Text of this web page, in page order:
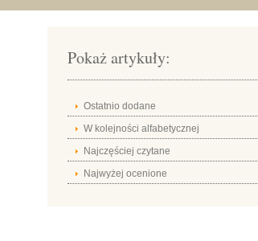
Pokaż artykuły:
Ostatnio dodane
W kolejności alfabetycznej
Najczęściej czytane
Najwyżej ocenione